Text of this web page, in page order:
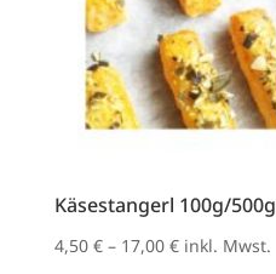
Käsestangerl 100g/500g
4,50 €– 17,00 € inkl. Mwst.